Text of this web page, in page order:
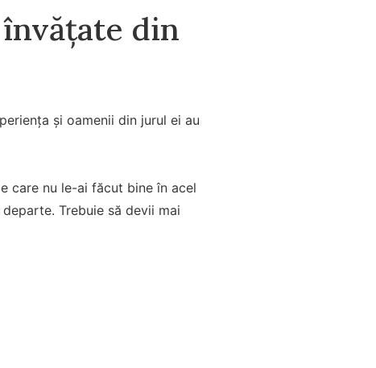
din
și oamenii din jurul ei au
care nu le-ai făcut bine în acel
Trebuie să devii mai